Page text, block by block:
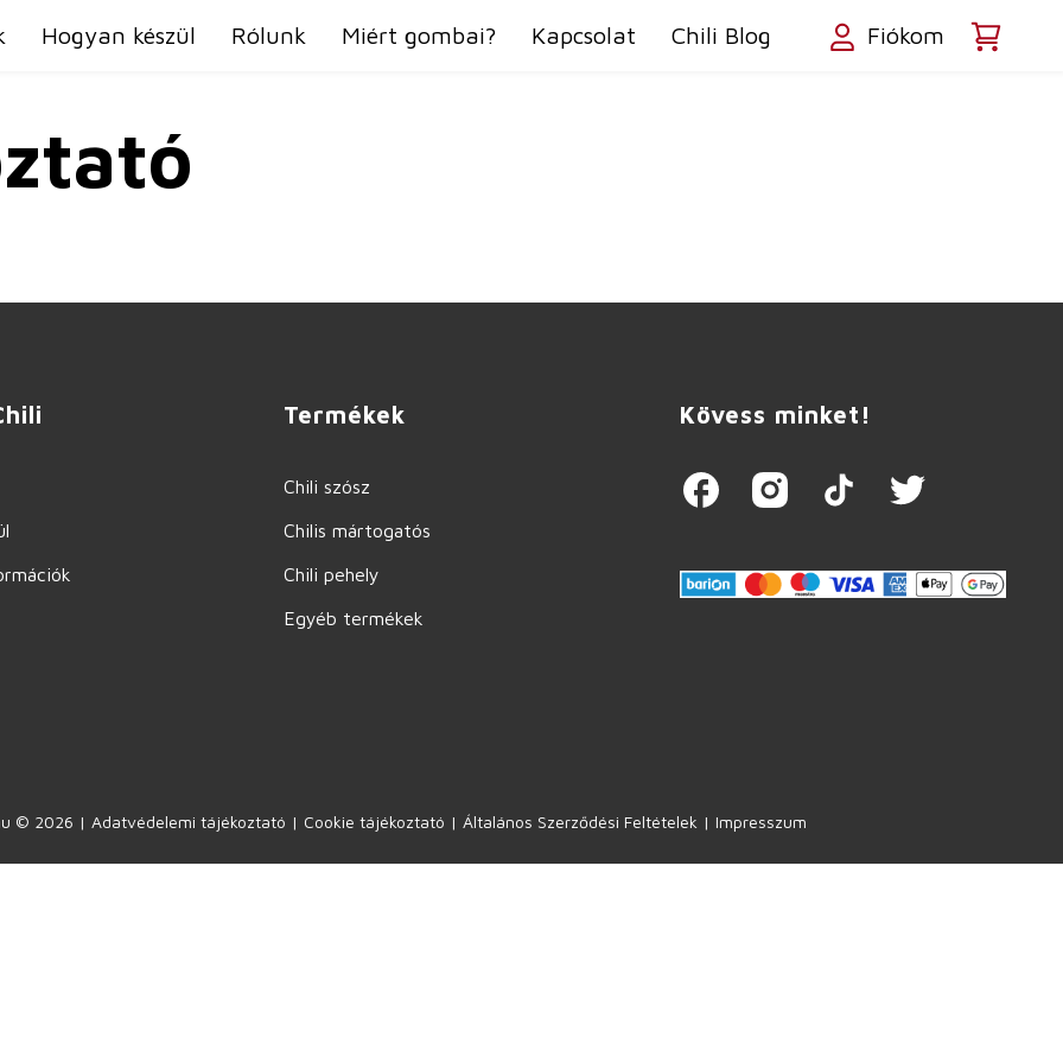
Hogyan készül Rólunk Miért gombai? Kapcsolat Chili Blog Fiókom
Termékek
Chili szósz
Chilis mártogatós
Chili pehely
Egyéb termékek
Kövess minket!
© 2026 | Adatvédelemi tájékoztató | Cookie tájékoztató | Általános Szerződési Feltételek | Impresszum